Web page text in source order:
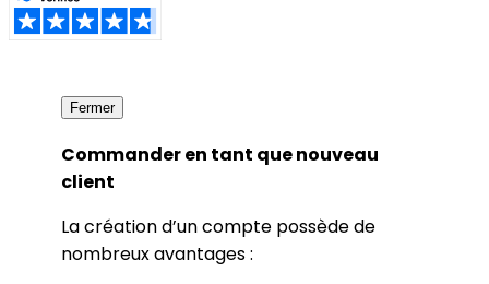
Fermer
Commander en tant que nouveau
client
La création d’un compte possède de
nombreux avantages :